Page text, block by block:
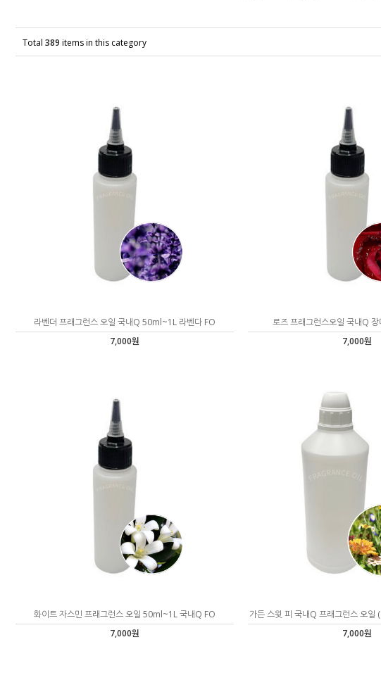
Total 389 items in this category
라벤더 프래그런스 오일 국내Q 50ml~1L 라벤다 FO
7,000원
로즈 프래그런스오일 국내Q
7,000원
화이트 자스민 프래그런스 오일 50ml~1L 국내Q FO
7,000원
가든 스윗 피 국내Q 프래그런스 오
7,000원